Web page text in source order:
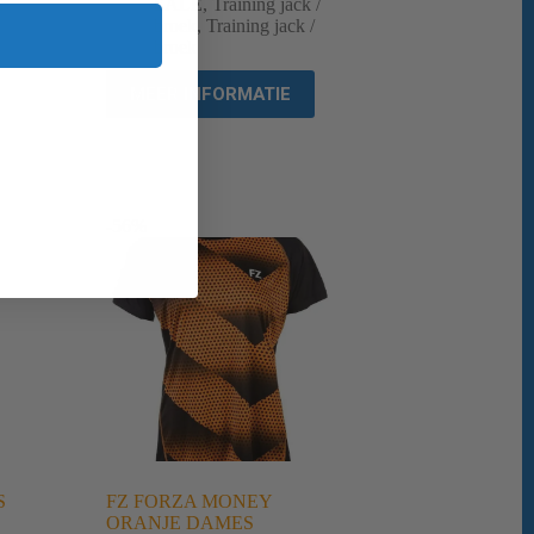
,Training jack /
MEER INFORMATIE
FZ FORZA MONEY
ORANJE DAMES